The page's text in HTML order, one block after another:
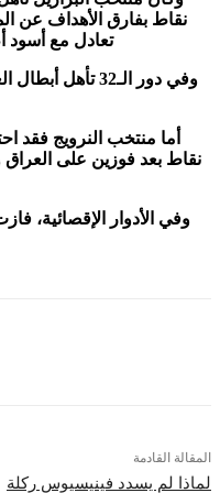
بفارق الأهداف عن المغرب
تعادل مع أسود أطلس
فوزين على العراق
الإقصائية، فازت
يسدد فينيسيوس ركلة